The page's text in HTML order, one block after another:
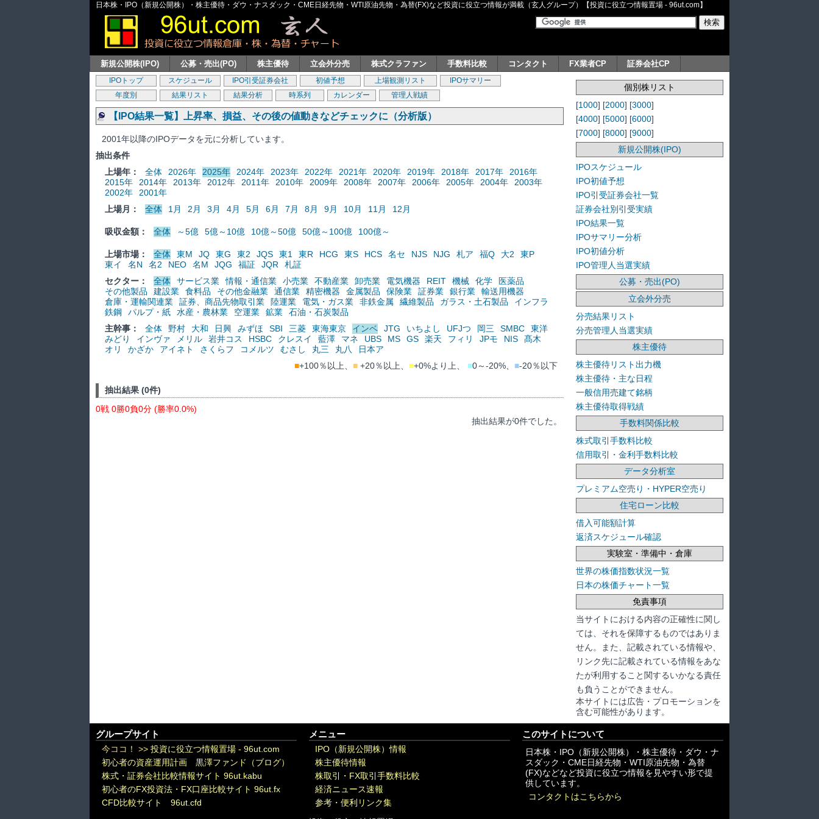
日本株・IPO（新規公開株）・株主優待・ダウ・ナスダック・CME日経先物・WTI原油先物・為替(FX)など投資に役立つ情報が満載（玄人グループ）【投資に役立つ情報置場 - 96ut.com】
新規公開株(IPO) 公募・売出(PO) 株主優待 立会外分売 株式クラファン 手数料比較 コンタクト FX業者CP 証券会社CP
IPOトップ スケジュール IPO引受証券会社 初値予想 上場観測リスト
IPOサマリー
年度別
結果リスト 結果分析 時系列 カレンダー 管理人戦績
【IPO結果一覧】上昇率、損益、その後の値動きなどチェックに（分析版）
2001年以降のIPOデータを元に分析しています。
抽出条件
上場年：
全体 2026年 2025年 2024年 2023年 2022年 2021年 2020年 2019年 2018年 2017年
2016年
2015年
2014年 2013年 2012年 2011年 2010年 2009年 2008年 2007年 2006年 2005年 2004年
2003年
2002年
2001年
上場月：
全体 1月 2月 3月 4月 5月 6月 7月 8月 9月 10月 11月 12月
吸収金額： 全体 ～5億 5億～10億 10億～50億 50億～100億 100億～
上場市場： 全体 東M JQ 東G 東2 JQS 東1 東R HCG 東S HCS 名セ NJS NJG 札ア 福Q 大2
東P
東イ
名N 名2 NEO 名M JQG 福証 JQR
札証
セクター：
全体 サービス業 情報・通信業 小売業 不動産業 卸売業 電気機器 REIT 機械 化学
医薬品
その他製品
建設業 食料品 その他金融業 通信業 精密機器 金属製品 保険業 証券業 銀行業
輸送用機器
倉庫・運輸関連業
証券、商品先物取引業 陸運業 電気・ガス業 非鉄金属 繊維製品 ガラス・土石製品
インフラ
鉄鋼
パルプ・紙 水産・農林業 空運業 鉱業
石油・石炭製品
主幹事：
全体 野村 大和 日興 みずほ SBI 三菱 東海東京 インベ JTG いちよし UFJつ 岡三 SMBC
東洋
みどり
インヴァ メリル 岩井コス HSBC クレスイ 藍澤 マネ UBS MS GS 楽天 フィリ JPモ NIS
髙木
オリ
かざか アイネト さくらフ コメルツ むさし 丸三 丸八
日本ア
■+100％以上、 ■+20％以上、 ■+0%より上、 ■0～-20%、 ■-20％以下
抽出結果 (0件)
0戦 0勝0負0分 (勝率0.0%)
抽出結果が0件でした。
個別株リスト
[1000] [2000] [3000]
[4000] [5000] [6000]
[7000] [8000] [9000]
新規公開株(IPO)
IPOスケジュール
IPO初値予想
IPO引受証券会社一覧
証券会社別引受実績
IPO結果一覧
IPOサマリー分析
IPO初値分析
IPO管理人当選実績
公募・売出(PO)
立会外分売
分売結果リスト
分売管理人当選実績
株主優待
株主優待リスト出力機
株主優待・主な日程
一般信用売建て銘柄
株主優待取得戦績
手数料関係比較
株式取引手数料比較
信用取引・金利手数料比較
データ分析室
プレミアム空売り・HYPER空売り
住宅ローン比較
借入可能額計算
返済スケジュール確認
実験室・準備中・倉庫
世界の株価指数状況一覧
日本の株価チャート一覧
免責事項
当サイトにおける内容の正確性に関し
ては、それを保障するものではありま
せん。また、記載されている情報や、
リンク先に記載されている情報をあな
たが利用すること関するいかなる責任
も負うことができません。
本サイトには広告・プロモーションを
含む可能性があります。
グループサイト
今ココ！ >> 投資に役立つ情報置場 - 96ut.com
初心者の資産運用計画 黒澤ファンド（ブログ）
株式・証券会社比較情報サイト 96ut.kabu
初心者のFX投資法・FX口座比較サイト 96ut.fx
CFD比較サイト 96ut.cfd
メニュー
IPO（新規公開株）情報
株主優待情報
株取引・FX取引手数料比較
経済ニュース速報
参考・便利リンク集
このサイトについて
日本株・IPO（新規公開株）・株主優待・ダウ・ナ
スダック・CME日経先物・WTI原油先物・為替
(FX)などなど投資に役立つ情報を見やすい形で提
供しています。
コンタクトはこちらから